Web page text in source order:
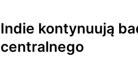
Indie kontynuują
centralnego